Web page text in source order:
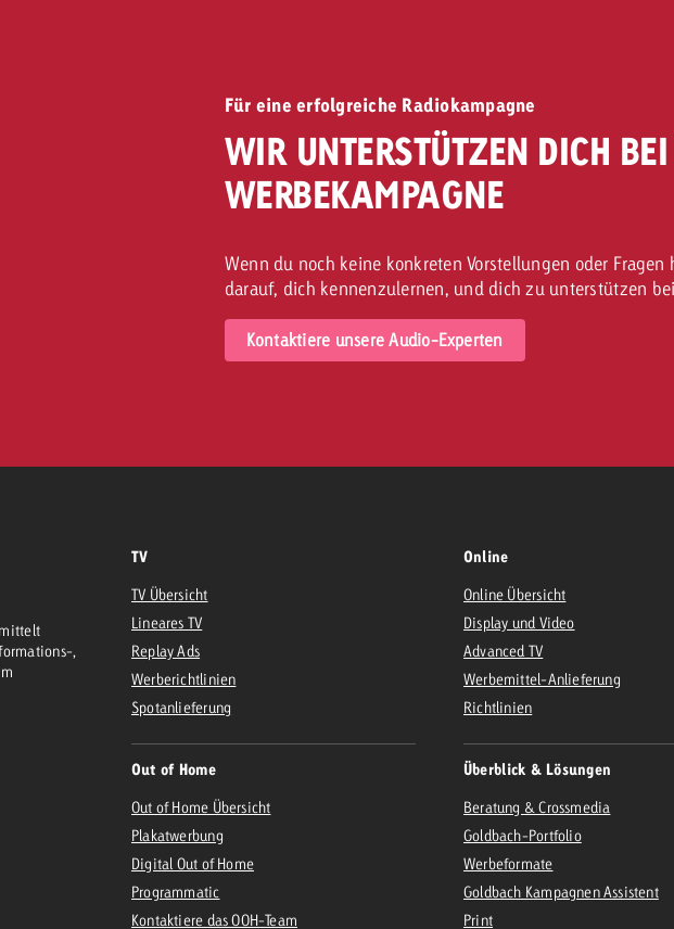
Für eine erfolgreiche Radiokampagne
WIR UNTERSTÜTZEN DICH
WERBEKAMPAGNE
Wenn du noch keine konkreten Vorstellungen oder
darauf, dich kennenzulernen, und dich zu unterstützen
Kontaktiere unsere Audio-Experten
,
TV
TV Übersicht
Lineares TV
Replay Ads
Werberichtlinien
Spotanlieferung
Out of Home
Out of Home Übersicht
Plakatwerbung
Digital Out of Home
Programmatic
Kontaktiere das OOH-Team
Online
Online Übersicht
Display und Video
Advanced TV
Werbemittel-Anlieferung
Richtlinien
Überblick & Lösungen
Beratung & Crossmedia
Goldbach-Portfolio
Werbeformate
Goldbach Kampagnen Assistent
Print